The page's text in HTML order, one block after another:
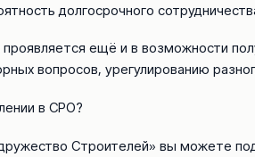
долгосрочного
ещё и в возможности
вопросов, урегулированию
в СРО?
Строителей» вы можете